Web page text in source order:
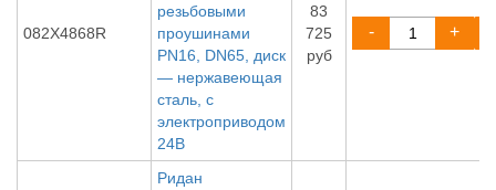
082X4868R
резьбовыми
проушинами
PN16, DN65, диск
— нержавеющая
сталь, с
электроприводом
24В
83
725
руб
- +
Ридан